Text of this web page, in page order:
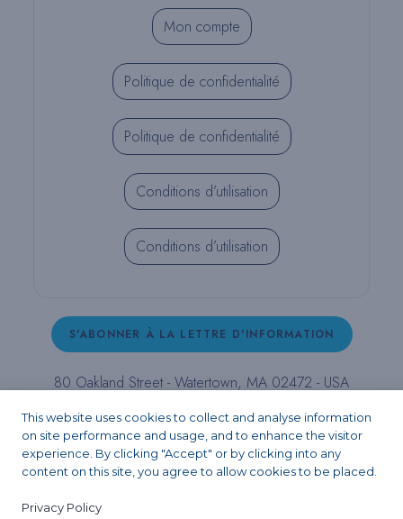
Mon compte
Politique de confidentialité
Politique de confidentialité
Conditions d’utilisation
Conditions d’utilisation
S'ABONNER À LA LETTRE D'INFORMATION
80 Oakland Street - Watertown, MA 02472 - USA
T (800) 343-4342 - T (617) 926-6666 - F (617) 926-
6262 -contact@pulpdent.com
FacebookInstagramLinkedIn
X YouTube
This website uses cookies to collect and analyse information
on site performance and usage, and to enhance the visitor
experience. By clicking "Accept" or by clicking into any
content on this site, you agree to allow cookies to be placed.
Privacy Policy